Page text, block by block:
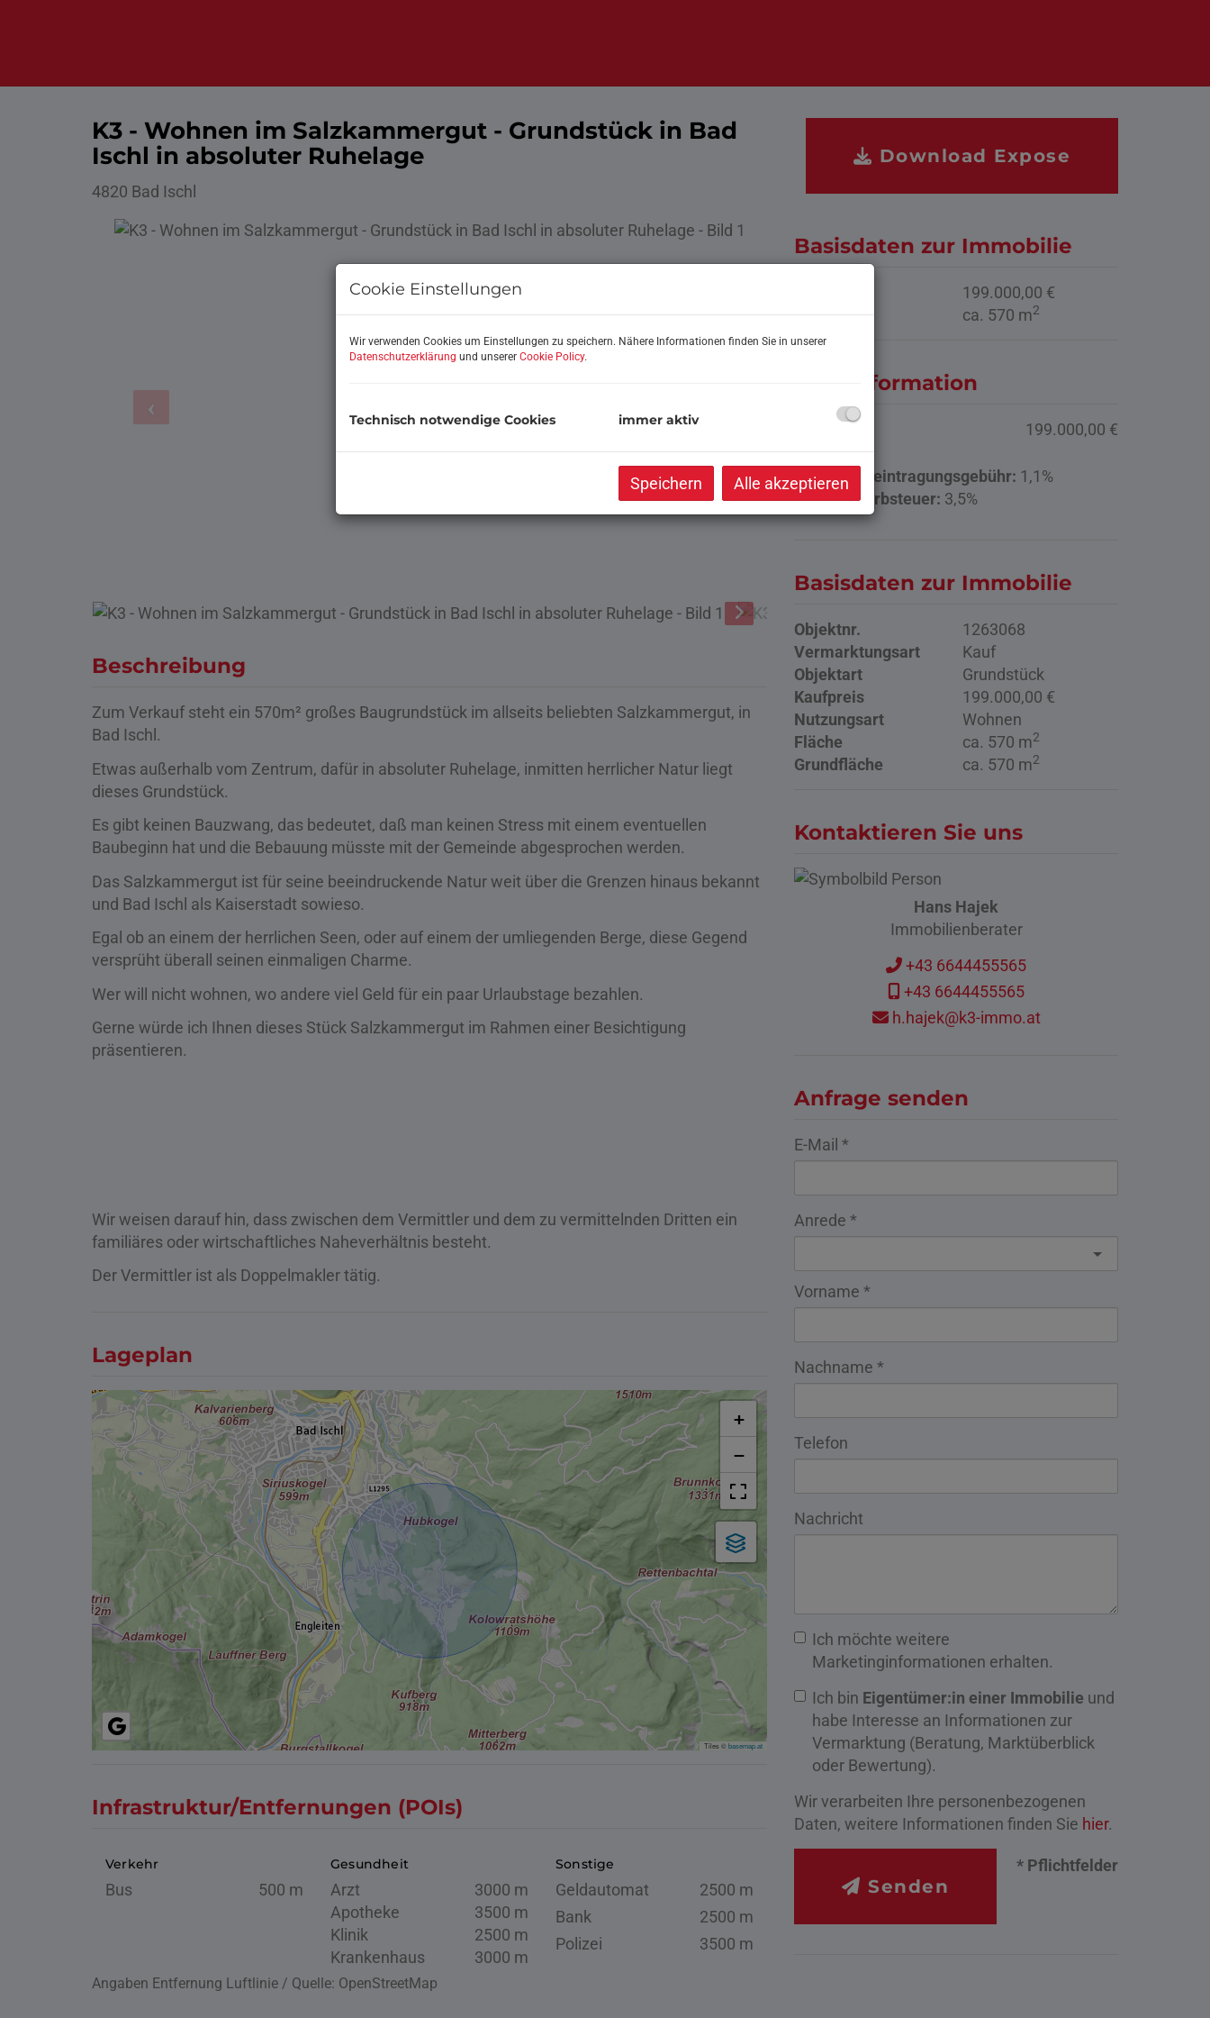
K3 - Wohnen im Salzkammergut - Grundstück in Bad
Ischl in absoluter Ruhelage
4820 Bad Ischl
Beschreibung
Zum Verkauf steht ein 570m² großes Baugrundstück im allseits beliebten Salzkammergut, in
Bad Ischl.
Etwas außerhalb vom Zentrum, dafür in absoluter Ruhelage, inmitten herrlicher Natur liegt
dieses Grundstück.
Es gibt keinen Bauzwang, das bedeutet, daß man keinen Stress mit einem eventuellen
Baubeginn hat und die Bebauung müsste mit der Gemeinde abgesprochen werden.
Das Salzkammergut ist für seine beeindruckende Natur weit über die Grenzen hinaus bekannt
und Bad Ischl als Kaiserstadt sowieso.
Egal ob an einem der herrlichen Seen, oder auf einem der umliegenden Berge, diese Gegend
versprüht überall seinen einmaligen Charme.
Wer will nicht wohnen, wo andere viel Geld für ein paar Urlaubstage bezahlen.
Gerne würde ich Ihnen dieses Stück Salzkammergut im Rahmen einer Besichtigung
präsentieren.
Wir weisen darauf hin, dass zwischen dem Vermittler und dem zu vermittelnden Dritten ein
familiäres oder wirtschaftliches Naheverhältnis besteht.
Der Vermittler ist als Doppelmakler tätig.
Lageplan
+
−
Tiles ©basemap.at
Infrastruktur/Entfernungen (POIs)
Verkehr
Bus 500 m
Gesundheit
Arzt
3000 m
Apotheke
3500 m
Klinik
2500 m
Krankenhaus
3000 m
Sonstige
Geldautomat
2500 m
Bank
2500 m
Polizei
3500 m
Angaben Entfernung Luftlinie / Quelle: OpenStreetMap
Download Expose
Basisdaten zur Immobilie
199.000,00 €
Fläche
ca. 570 m2
Preisinformation
199.000,00 €
Grundbucheintragungsgebühr: 1,1%
Grunderwerbsteuer: 3,5%
Basisdaten zur Immobilie
Objektnr.
1263068
Vermarktungsart
Kauf
Objektart
Grundstück
Kaufpreis
199.000,00 €
Nutzungsart
Wohnen
Fläche
ca. 570 m2
Grundfläche ca. 570 m2
Kontaktieren Sie uns
Hans Hajek
Immobilienberater
+43 6644455565
+43 6644455565
h.hajek@k3-immo.at
Anfrage senden
E-Mail
Anrede
Vorname
Nachname
Telefon
Nachricht
Ich möchte weitere
Marketinginformationen erhalten.
Ich bin Eigentümer:in einer Immobilie und
habe Interesse an Informationen zur
Vermarktung (Beratung, Marktüberblick
oder Bewertung).
Wir verarbeiten Ihre personenbezogenen
Daten, weitere Informationen finden Sie hier.
Senden
* Pflichtfelder
Cookie Einstellungen
Wir verwenden Cookies um Einstellungen zu speichern. Nähere Informationen finden Sie in unserer
Datenschutzerklärung und unserer Cookie Policy.
Technisch notwendige Cookies immer aktiv
Speichern Alle akzeptieren